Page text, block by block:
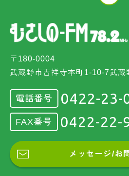
〒180-0004
武蔵野市吉祥寺本町1-10-7武蔵
電話番号 0422-23-
FAX番号 0422-22-
メッセージ/お